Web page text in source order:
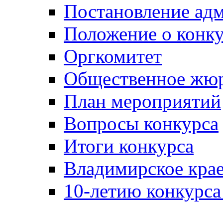
Постановление
Положение о
Оргкомитет
Общественное
План мероприятий
Вопросы конкурса
Итоги конкурса
Владимирское
10-летию